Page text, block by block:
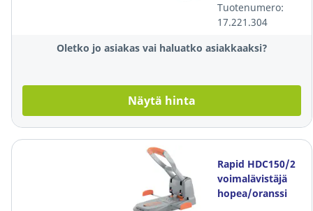
Tuotenumero:
17.221.304
Oletko jo asiakas vai haluatko asiakkaaksi?
Näytä hinta
Rapid HDC150/2
voimalävistäjä
hopea/oranssi